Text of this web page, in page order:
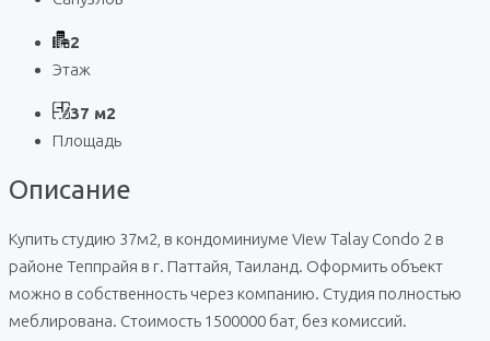
2
Этаж
37 м2
Площадь
Описание
Купить студию 37м2, в кондоминиуме View Talay Condo 2 в
районе Теппрайя в г. Паттайя, Таиланд. Оформить объект
можно в собственность через компанию. Студия полностью
меблирована. Стоимость 1500000 бат, без комиссий.